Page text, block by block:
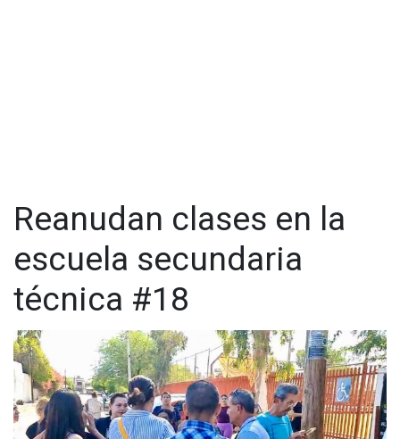
de secundaria, señaló que ya ha invertido aproximadamente
200 pesos cada una, además de lapiceros, plumas, plumones
y una calculadora, que le sirven para unos tres meses. La
madre mencionó que, en años anteriores, el gasto había sido
mayor, principalmente por la compra de uniformes y el
cambio de nivel educativo.
Reanudan clases en la
escuela secundaria
técnica #18